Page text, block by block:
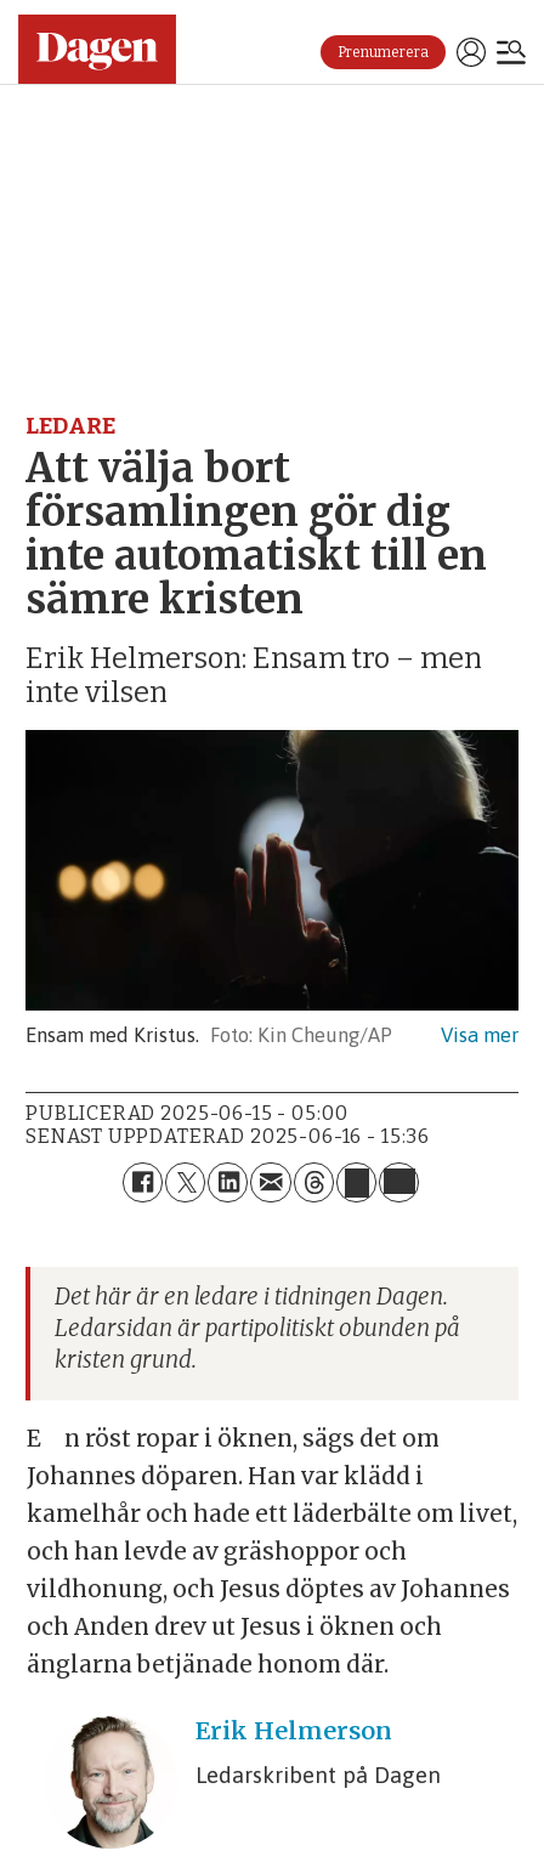
Prenumerera
LEDARE
Att välja bort
församlingen gör dig
inte automatiskt till en
sämre kristen
Erik Helmerson: Ensam tro – men
inte vilsen
Ensam med Kristus. Kin Cheung/AP
PUBLICERAD
2025-06-15 - 05:00
SENAST UPPDATERAD
2025-06-16 - 15:36
Det här är en ledare i tidningen Dagen.
Ledarsidan är partipolitiskt obunden på
kristen grund.
En röst ropar i öknen, sägs det om
Johannes döparen. Han var klädd i
kamelhår och hade ett läderbälte om livet,
och han levde av gräshoppor och
vildhonung, och Jesus döptes av Johannes
och Anden drev ut Jesus i öknen och
änglarna betjänade honom där.
Erik Helmerson
Ledarskribent på Dagen